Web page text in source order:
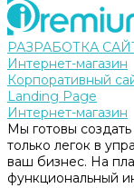
РАЗРАБОТКА
Интернет-магазин
Корпоративный
Landing Page
Интернет-магазин
Мы готовы
только легок в
ваш бизнес. На
функциональный